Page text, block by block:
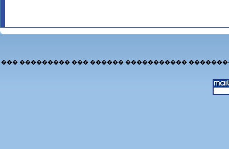
��� ��������� ��� ������ �����������